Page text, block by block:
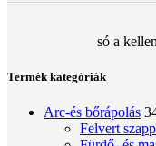
só a
Termék kategóriák
Arc-és bőrápolás
Felvert